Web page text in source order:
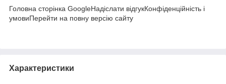
Головна сторінка GoogleНадіслати відгукКонфіденційність і
умовиПерейти на повну версію сайту
Характеристики